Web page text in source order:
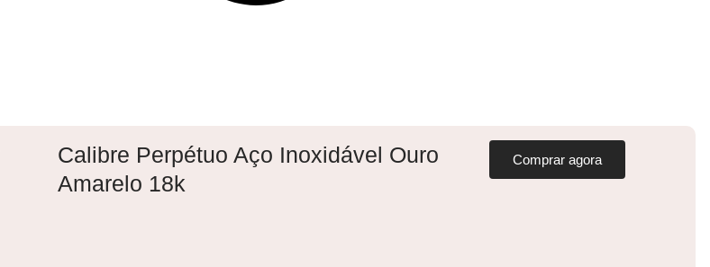
Calibre Perpétuo Aço Inoxidável Ouro
Amarelo 18k
Comprar agora